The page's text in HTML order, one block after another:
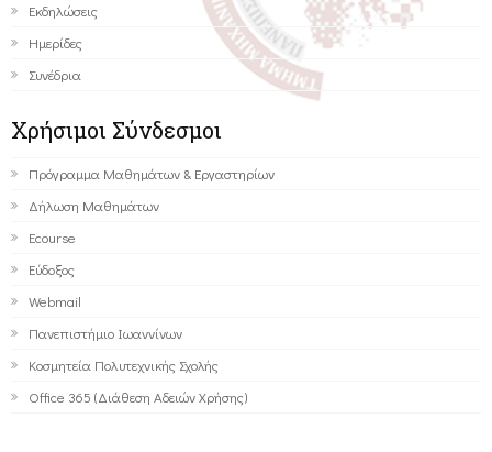
Εκδηλώσεις
Ημερίδες
Συνέδρια
Χρήσιμοι Σύνδεσμοι
Πρόγραμμα Μαθημάτων & Εργαστηρίων
Δήλωση Μαθημάτων
Ecourse
Εύδοξος
Webmail
Πανεπιστήμιο Ιωαννίνων
Κοσμητεία Πολυτεχνικής Σχολής
Office 365 (Διάθεση Αδειών Χρήσης)